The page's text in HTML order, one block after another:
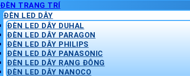
ĐÈN TRANG TRÍ
ĐÈN LED DÂY
ĐÈN LED DÂY DUHAL
ĐÈN LED DÂY PARAGON
ĐÈN LED DÂY PHILIPS
ĐÈN LED DÂY PANASONIC
ĐÈN LED DÂY RẠNG ĐÔNG
ĐÈN LED DÂY NANOCO